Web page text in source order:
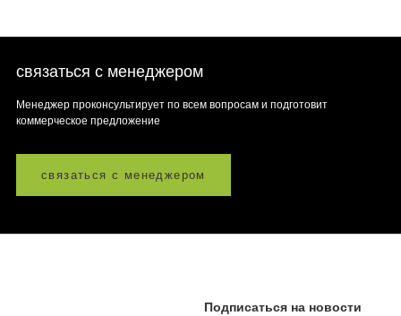
связаться с менеджером
Менеджер проконсультирует по всем вопросам и подготовит
коммерческое предложение
связаться с менеджером
Подписаться на новости